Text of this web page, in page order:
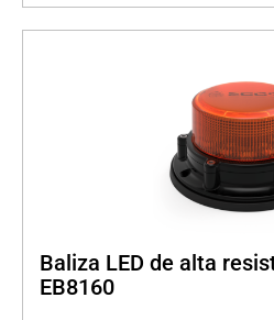
Baliza LED de alta
EB8160